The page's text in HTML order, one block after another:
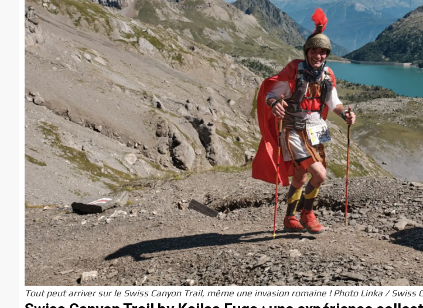
Tout peut arriver sur le Swiss Canyon Trail, même une invasion romaine ! Photo Linka / Swiss